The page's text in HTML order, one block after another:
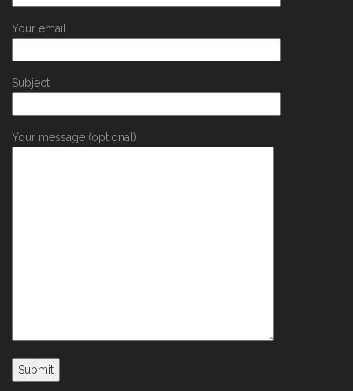
Your email
Subject
Your message (optional)